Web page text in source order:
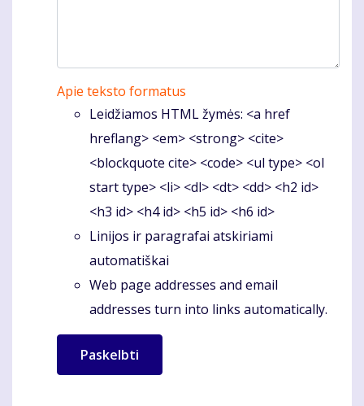
Apie teksto formatus
Leidžiamos HTML žymės: <a href
hreflang> <em> <strong> <cite>
<blockquote cite> <code> <ul type> <ol
start type> <li> <dl> <dt> <dd> <h2 id>
<h3 id> <h4 id> <h5 id> <h6 id>
Linijos ir paragrafai atskiriami
automatiškai
Web page addresses and email
addresses turn into links automatically.